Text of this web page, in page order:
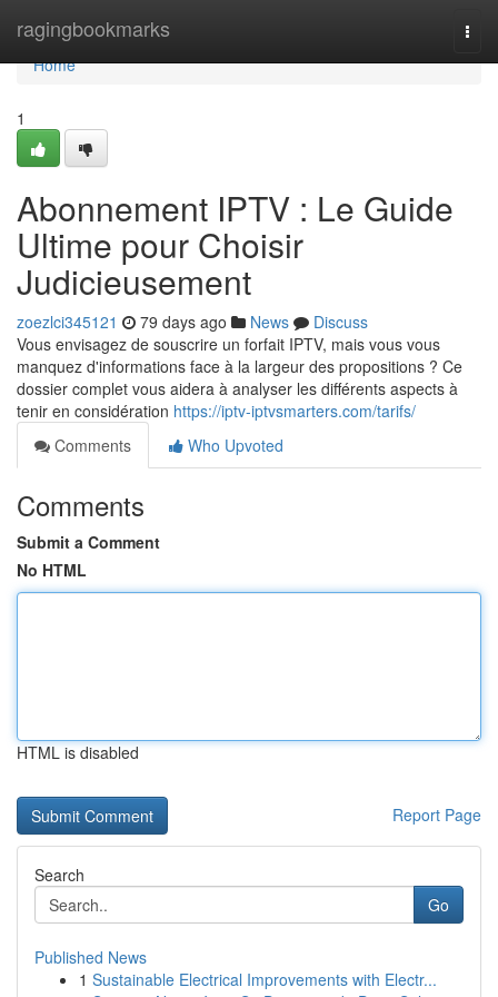
ragingbookmarks
Home
Home
1
Abonnement IPTV : Le Guide
Ultime pour Choisir
Judicieusement
zoezlci345121 79 days ago News
Discuss
Vous envisagez de souscrire un forfait IPTV, mais vous vous
manquez d'informations face à la largeur des propositions ? Ce
dossier complet vous aidera à analyser les différents aspects à
tenir en considération https://iptv-iptvsmarters.com/tarifs/
Comments
Who Upvoted
Comments
Submit a Comment
No HTML
HTML is disabled
Report Page
Search
Go
Published News
1 Sustainable Electrical Improvements with Electr...